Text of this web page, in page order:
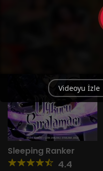
Sleeping Ranker
4.4
Videoyu İzle